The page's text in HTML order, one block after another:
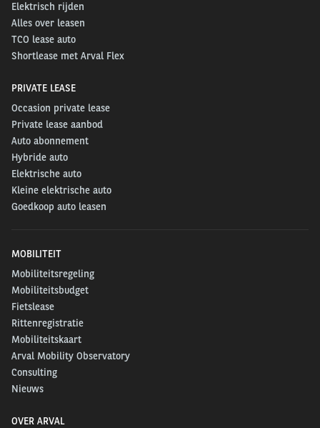
Elektrisch rijden
Alles over leasen
TCO lease auto
Shortlease met Arval Flex
PRIVATE LEASE
Occasion private lease
Private lease aanbod
Auto abonnement
Hybride auto
Elektrische auto
Kleine elektrische auto
Goedkoop auto leasen
MOBILITEIT
Mobiliteitsregeling
Mobiliteitsbudget
Fietslease
Rittenregistratie
Mobiliteitskaart
Arval Mobility Observatory
Consulting
Nieuws
OVER ARVAL